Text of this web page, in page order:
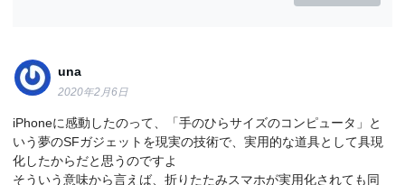
una
2020年2月6日
iPhoneに感動したのって、「手のひらサイズのコンピュータ」と
いう夢のSFガジェットを現実の技術で、実用的な道具として具現
化したからだと思うのですよ
そういう意味から言えば、折りたたみスマホが実用化されても同